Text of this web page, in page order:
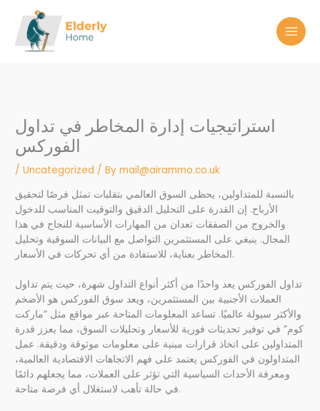
content
استراتيجيات إدارة المخاطر في تداول
الفوركس
/Uncategorized / Bymail@airammo.co.uk
بالنسبة للمتداولين، يحظى السوق العالمي بتقلبات تمثل فرصًا لتحقيق
الأرباح. إن القدرة على التحليل الدقيق والتوقيت المناسب للدخول
والخروج من الصفقات تعدان من المهارات الأساسية للنجاح في هذا
المجال. ينبغي على المستثمرين التواصل مع البيانات السوقية وتحليل
المخاطر بعناية، للاستفادة من أي تحركات في الأسعار.
تداول الفوركس يعد واحدًا من أكثر أنواع التداول شهرة، حيث يتم تداول
العملات الأجنبية بين المستثمرين، ويعد سوق الفوركس هو الأضخم
والأكثر سيولة عالميًا. تساعد المعلومات المتاحة عبر مواقع مثل “ماركت
كوم” في توفير تحديثات فورية للأسعار وتحليلات السوق، مما يعزز قدرة
المتداولين على اتخاذ قرارات مبنية على معلومات موثوقة ودقيقة. عمل
المتداولون في الفوركس يعتمد على فهم الاتجاهات الاقتصادية العالمية،
ومعرفة الأحداث السياسية التي تؤثر على العملات، مما يجعلهم دائمًا
في حالة تأهب لاستغلال أي فرصة متاحة.